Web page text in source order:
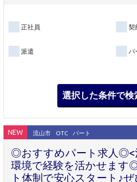
正社員 契
派遣 パ
NEW 流山市 OTC パート
◎おすすめパート求人◎<
環境で経験を活かせます
ト体制で安心スタート♪